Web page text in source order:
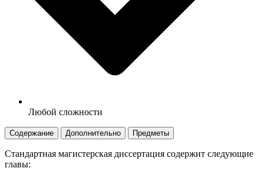
Любой сложности
Содержание Дополнительно Предметы
Стандартная магистерская диссертация содержит следующие
главы: